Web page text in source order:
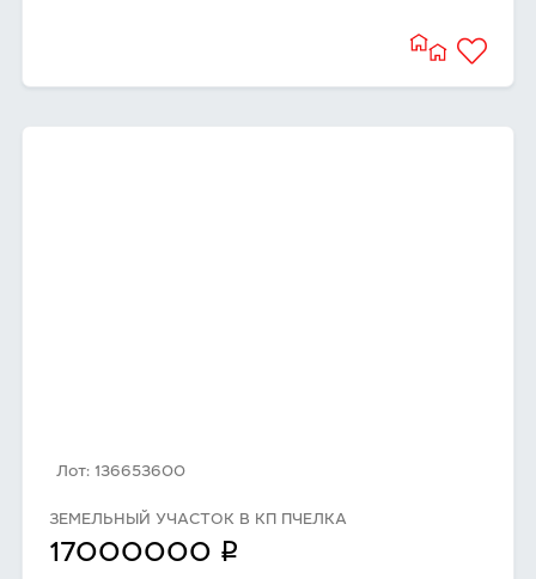
Лот: 136653600
ЗЕМЕЛЬНЫЙ УЧАСТОК В КП ПЧЕЛКА
17000000 q